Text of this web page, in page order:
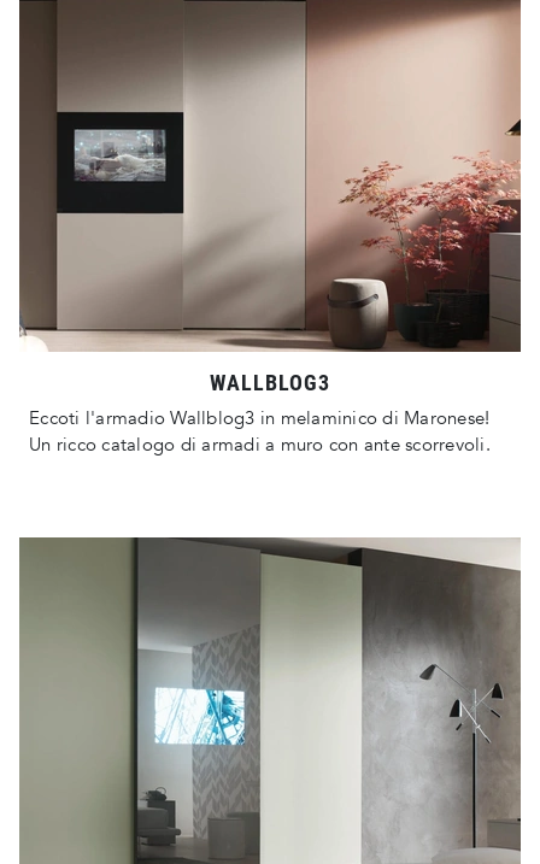
WALLBLOG3
Eccoti l'armadio Wallblog3 in melaminico di Maronese!
Un ricco catalogo di armadi a muro con ante scorrevoli.